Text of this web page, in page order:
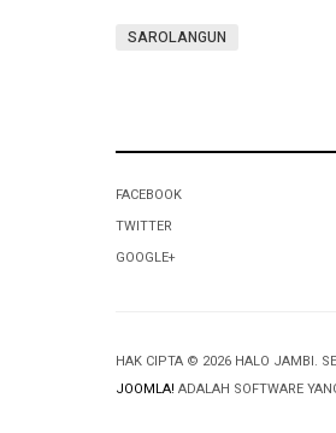
SAROLANGUN
FACEBOOK
TWITTER
GOOGLE+
HAK CIPTA © 2026 HALO JAMBI.
JOOMLA! ADALAH SOFTWARE